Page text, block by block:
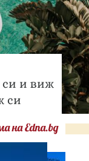
си и виж
си
на Edna.bg